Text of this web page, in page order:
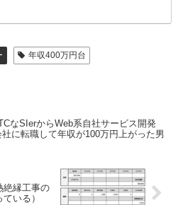
年収400万円台
なSIerからWeb系自社サービス開発
社に転職して年収が100万円上がった男
絶縁工事の
いる）